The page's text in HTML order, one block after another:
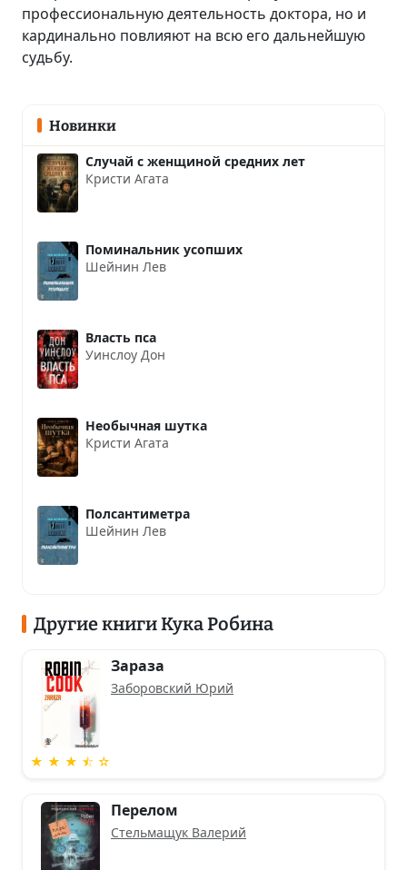
профессиональную деятельность доктора, но и
кардинально повлияют на всю его дальнейшую
судьбу.
Новинки
Случай с женщиной средних лет
Кристи Агата
Поминальник усопших
Шейнин Лев
Власть пса
Уинслоу Дон
Необычная шутка
Кристи Агата
Полсантиметра
Шейнин Лев
Другие книги Кука Робина
★ ★ ★ ⯪ ☆
Зараза
Заборовский Юрий
Перелом
Стельмащук Валерий